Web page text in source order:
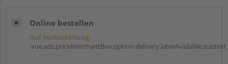
Online bestellen
Auf Vorbestellung:
vue.ads.priceMerchantBox.option.delivery.laterAvailable.subtext